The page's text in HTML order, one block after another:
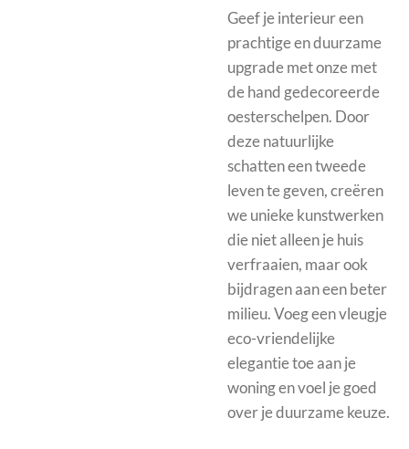
Geef je interieur een
prachtige en duurzame
upgrade met onze met
de hand gedecoreerde
oesterschelpen. Door
deze natuurlijke
schatten een tweede
leven te geven, creëren
we unieke kunstwerken
die niet alleen je huis
verfraaien, maar ook
bijdragen aan een beter
milieu. Voeg een vleugje
eco-vriendelijke
elegantie toe aan je
woning en voel je goed
over je duurzame keuze.